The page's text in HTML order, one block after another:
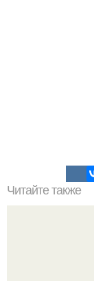
Читайте также